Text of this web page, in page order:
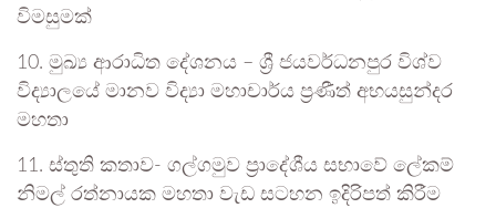
විමසුමක්
10. මුඛ්‍ය ආරාධිත දේශනය – ශ්‍රී ජයවර්ධනපුර විශ්ව
විද්‍යාලයේ මානව විද්‍යා මහාචාර්ය ප්‍රණීත් අභයසුන්දර
මහතා
11. ස්තුති කතාව- ගල්ගමුව ප්‍රාදේශීය සභාවේ ලේකම්
නිමල් රත්නායක මහතා වැඩ සටහන ඉදිරිපත් කිරීම